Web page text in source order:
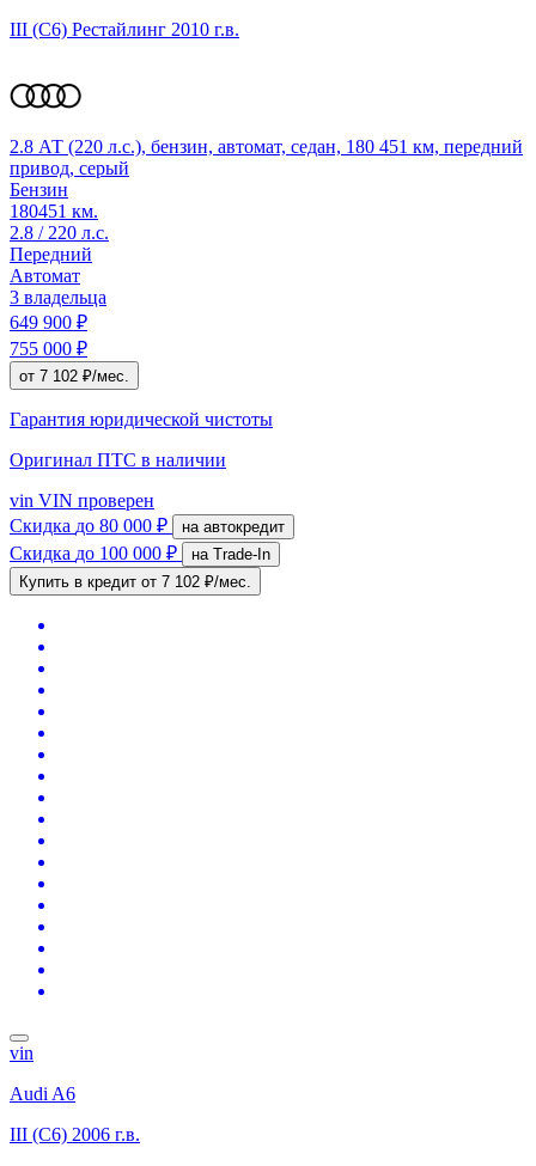
III (C6) Рестайлинг 2010 г.в.
2.8 АТ (220 л.с.), бензин, автомат, седан, 180 451 км, передний
привод, серый
Бензин
180451 км.
2.8 / 220 л.с.
Передний
Автомат
3 владельца
649 900 ₽
755 000 ₽
от 7 102 ₽/мес.
Гарантия юридической чистоты
Оригинал ПТС в наличии
vin VIN проверен
Скидка до 80 000 ₽ на автокредит
Скидка до 100 000 ₽
на Trade-In
Купить в кредит от 7 102 ₽/мес.
vin
Audi A6
III (C6) 2006 г.в.